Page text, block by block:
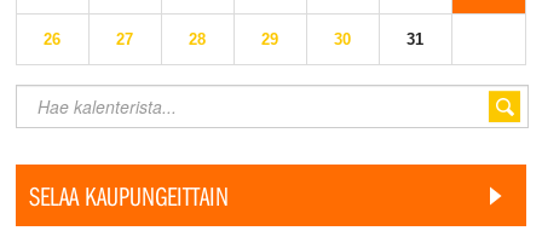
26 27 28 29 30 31
SELAA KAUPUNGEITTAIN